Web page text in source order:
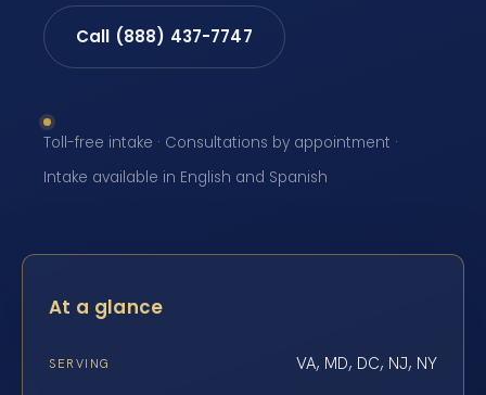
Call (888) 437-7747
Toll-free intake · Consultations by appointment ·
Intake available in English and Spanish
At a glance
SERVING VA, MD, DC, NJ, NY